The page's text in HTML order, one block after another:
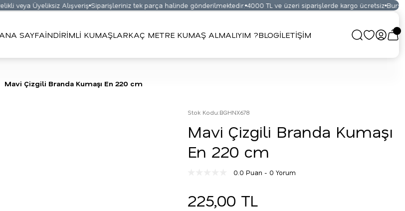
veya Üyeliksiz Alışveriş Siparişleriniz tek parça halinde gönderilmektedir. 4000 TL ve üzeri siparişlerde kargo ücretsiz Bursa
SAYFAİNDİRİMLİ KUMAŞLARKAÇ METRE KUMAŞ ALMALIYIM ?BLOGİLETİŞİM
Mavi Çizgili Branda Kumaşı En 220 cm
Stok Kodu:BGHNX678
Mavi Çizgili Branda Kumaşı
En 220 cm
0.0 Puan - 0 Yorum
225,00 TL